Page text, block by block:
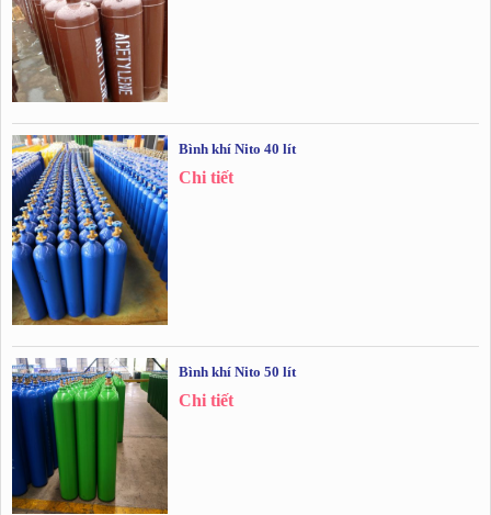
Bình khí Nito 40 lít
Chi tiết
Bình khí Nito 50 lít
Chi tiết